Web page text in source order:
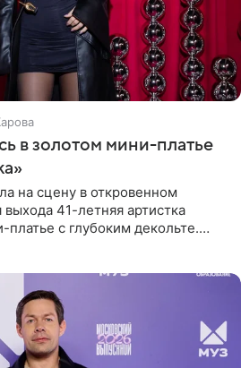
в золотом мини-платье
на сцену в откровенном
41-летняя артистка
с глубоким декольте.